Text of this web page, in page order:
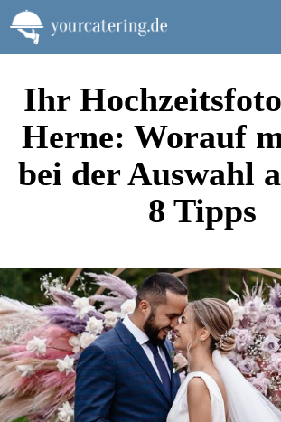
Zum
Inhalt
springen
Ihr
Herne: Worauf
bei der Auswahl
8 Tipps